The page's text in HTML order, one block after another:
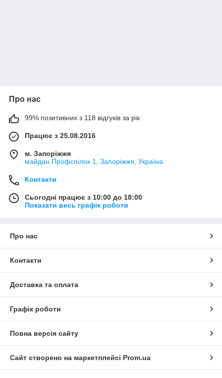
Про нас
99% позитивних з 118 відгуків за рік
Працює з 25.08.2016
м. Запоріжжя
майдан Профспілок 1, Запоріжжя, Україна
Контакти
Сьогодні працює з 10:00 до 18:00
Показати весь графік роботи
Про нас
Контакти
Доставка та оплата
Графік роботи
Повна версія сайту
Сайт створено на маркетплейсі Prom.ua